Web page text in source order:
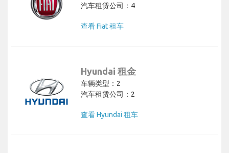
汽车租赁公司：4
查看 Fiat 租车
Hyundai 租金
车辆类型：2
汽车租赁公司：2
查看 Hyundai 租车